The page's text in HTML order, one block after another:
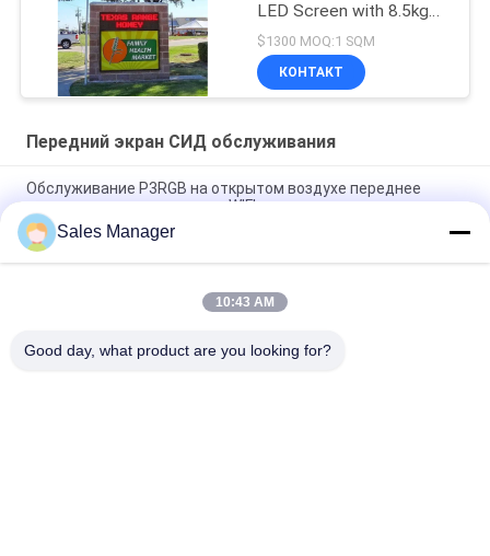
LED Screen with 8.5kg
Cabinet Weight and WIFI
Program Update
$1300 MOQ:1 SQM
КОНТАКТ
Передний экран СИД обслуживания
Обслуживание P3RGB на открытом воздухе переднее
привело управление стены WIFI дисплея видео-
На открытом воздухе двойник дисплея СИД доступа
фронта P3 P4 P5 P8 4000cd встал на сторону
На открытом воздухе облегченный цвет RGB экрана СИД
Sales Manager
10:43 AM
Good day, what product are you looking for?